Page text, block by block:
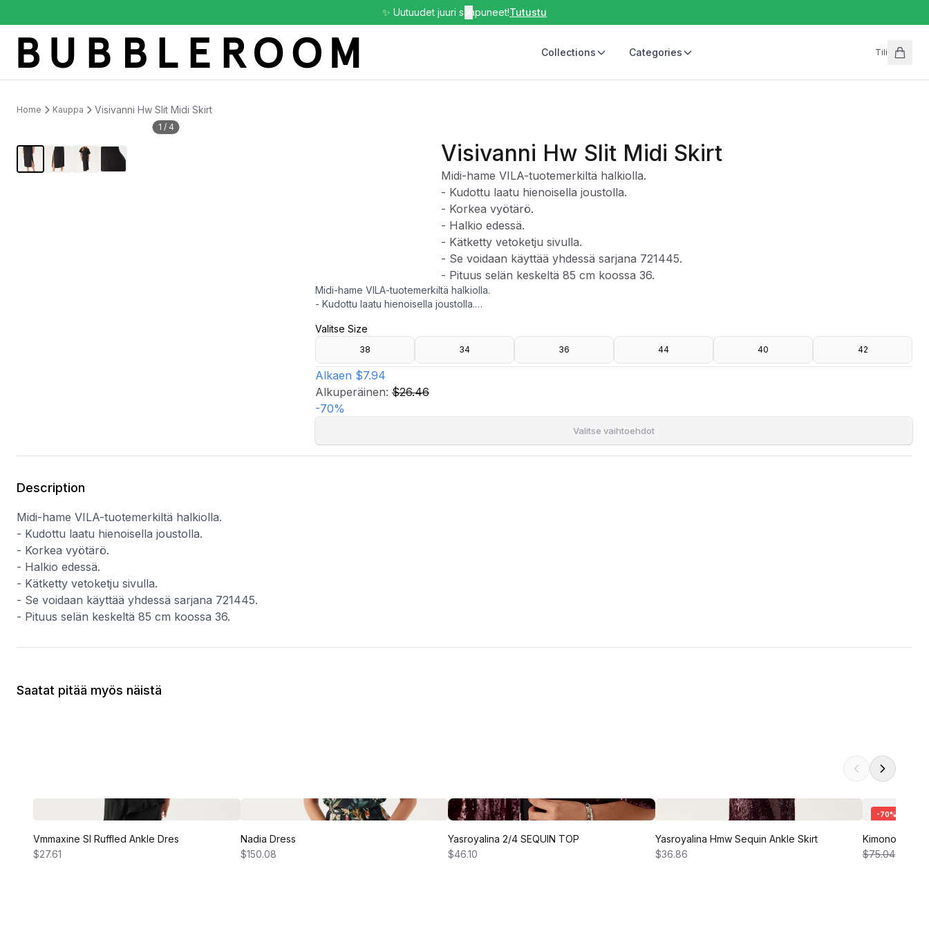
✨ Uutuudet juuri saapuneet!Tutustu
Collections Categories Tili
Home Kauppa Visivanni Hw Slit Midi Skirt
1 / 4
Visivanni Hw Slit Midi Skirt
Midi-hame VILA-tuotemerkiltä halkiolla.
- Kudottu laatu hienoisella joustolla.
- Korkea vyötärö.
- Halkio edessä.
- Kätketty vetoketju sivulla.
- Se voidaan käyttää yhdessä sarjana 721445.
- Pituus selän keskeltä 85 cm koossa 36.
Midi-hame VILA-tuotemerkiltä halkiolla.
- Kudottu laatu hienoisella joustolla.
- Halkio edessä.
- Kätketty vetoketju sivulla.
- Se voidaan käyttää yhdessä sarjana 721445.
- Pituus selän keskeltä 85 cm koossa 36.
Valitse Size
38 34 36 44 40 42
Alkaen $7.94
Alkuperäinen: $26.46
-70%
Valitse vaihtoehdot
Description
Midi-hame VILA-tuotemerkiltä halkiolla.
- Kudottu laatu hienoisella joustolla.
- Korkea vyötärö.
- Halkio edessä.
- Kätketty vetoketju sivulla.
- Se voidaan käyttää yhdessä sarjana 721445.
- Pituus selän keskeltä 85 cm koossa 36.
Saatat pitää myös näistä
Vmmaxine Sl Ruffled Ankle Dres
$27.61
Nadia Dress
$150.08
Yasroyalina 2/4 SEQUIN TOP
$46.10
Yasroyalina Hmw Sequin Ankle Skirt
$36.86
-70%
Kimono
$75.04$22.51